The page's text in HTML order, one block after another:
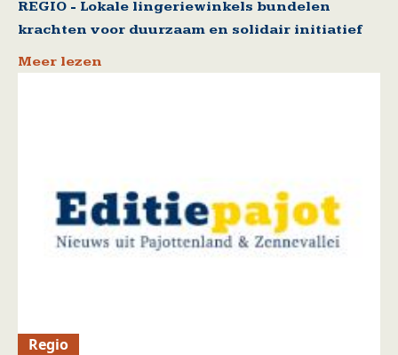
REGIO - Lokale lingeriewinkels bundelen
krachten voor duurzaam en solidair initiatief
Meer lezen
Regio